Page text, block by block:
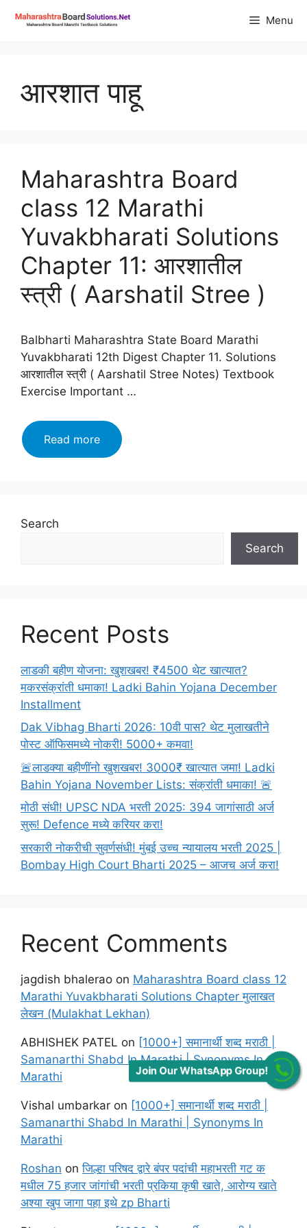
Menu
आरशात पाहू
Maharashtra Board
class 12 Marathi
Yuvakbharati Solutions
Chapter 11: आरशातील
स्त्री ( Aarshatil Stree )
Balbharti Maharashtra State Board Marathi
Yuvakbharati 12th Digest Chapter 11. Solutions
आरशातील स्त्री ( Aarshatil Stree Notes) Textbook
Exercise Important …
Read moreMaharashtra
Board
Aarshatil
)
Search
Search
Recent Posts
लाडकी बहीण योजना: खुशखबर! ₹4500 थेट खात्यात?
मकरसंक्रांती धमाका! Ladki Bahin Yojana December
Installment
Dak Vibhag Bharti 2026: 10वी पास? थेट मुलाखतीने
पोस्ट ऑफिसमध्ये नोकरी! 5000+ कमवा!
🚨लाडक्या बहीणींनो खुशखबर! 3000₹ खात्यात जमा! Ladki
Bahin Yojana November Lists: संक्रांती धमाका! 🚨
मोठी संधी! UPSC NDA भरती 2025: 394 जागांसाठी अर्ज
सुरू! Defence मध्ये करियर करा!
सरकारी नोकरीची सुवर्णसंधी! मुंबई उच्च न्यायालय भरती 2025 |
Bombay High Court Bharti 2025 – आजच अर्ज करा!
Recent Comments
jagdish bhalerao on Maharashtra Board class 12
Marathi Yuvakbharati Solutions Chapter मुलाखत
लेखन (Mulakhat Lekhan)
ABHISHEK PATEL on [1000+] समानार्थी शब्द मराठी |
Samanarthi Shabd In Marathi | Synonyms In
Marathi
Vishal umbarkar on [1000+] समानार्थी शब्द मराठी |
Samanarthi Shabd In Marathi | Synonyms In
Marathi
Roshan onजिल्हा परिषद द्वारे बंपर पदांची महाभरती गट क
मधील 75 हजार जांगांची भरती प्रकिया कृषी खाते, आरोग्य खाते
अश्या खुप जागा पहा इथे zp Bharti
Join Our WhatsApp Group!